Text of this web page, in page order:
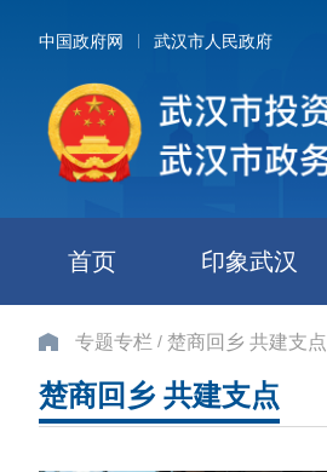
中国政府网 武汉市人民政府
首页 印象武汉
专题专栏 / 楚商回乡 共建支点
楚商回乡 共建支点